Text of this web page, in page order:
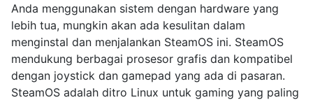
Anda menggunakan sistem dengan hardware yang
lebih tua, mungkin akan ada kesulitan dalam
menginstal dan menjalankan SteamOS ini. SteamOS
mendukung berbagai prosesor grafis dan kompatibel
dengan joystick dan gamepad yang ada di pasaran.
SteamOS adalah ditro Linux untuk gaming yang paling